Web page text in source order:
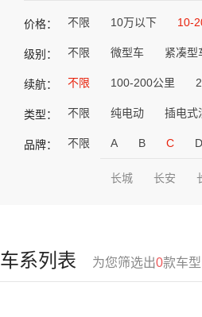
价格： 不限 10万以下 10-
级别： 不限 微型车 紧凑型
续航： 不限 100-200公里
类型： 不限 纯电动 插电式
品牌： 不限 A B C D
长城 长安
车系列表 为您筛选出0款车型